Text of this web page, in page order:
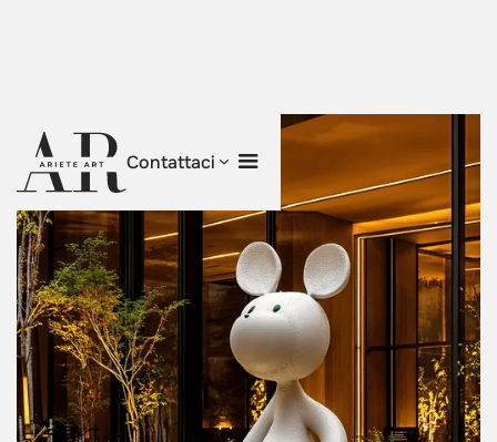
Contattaci